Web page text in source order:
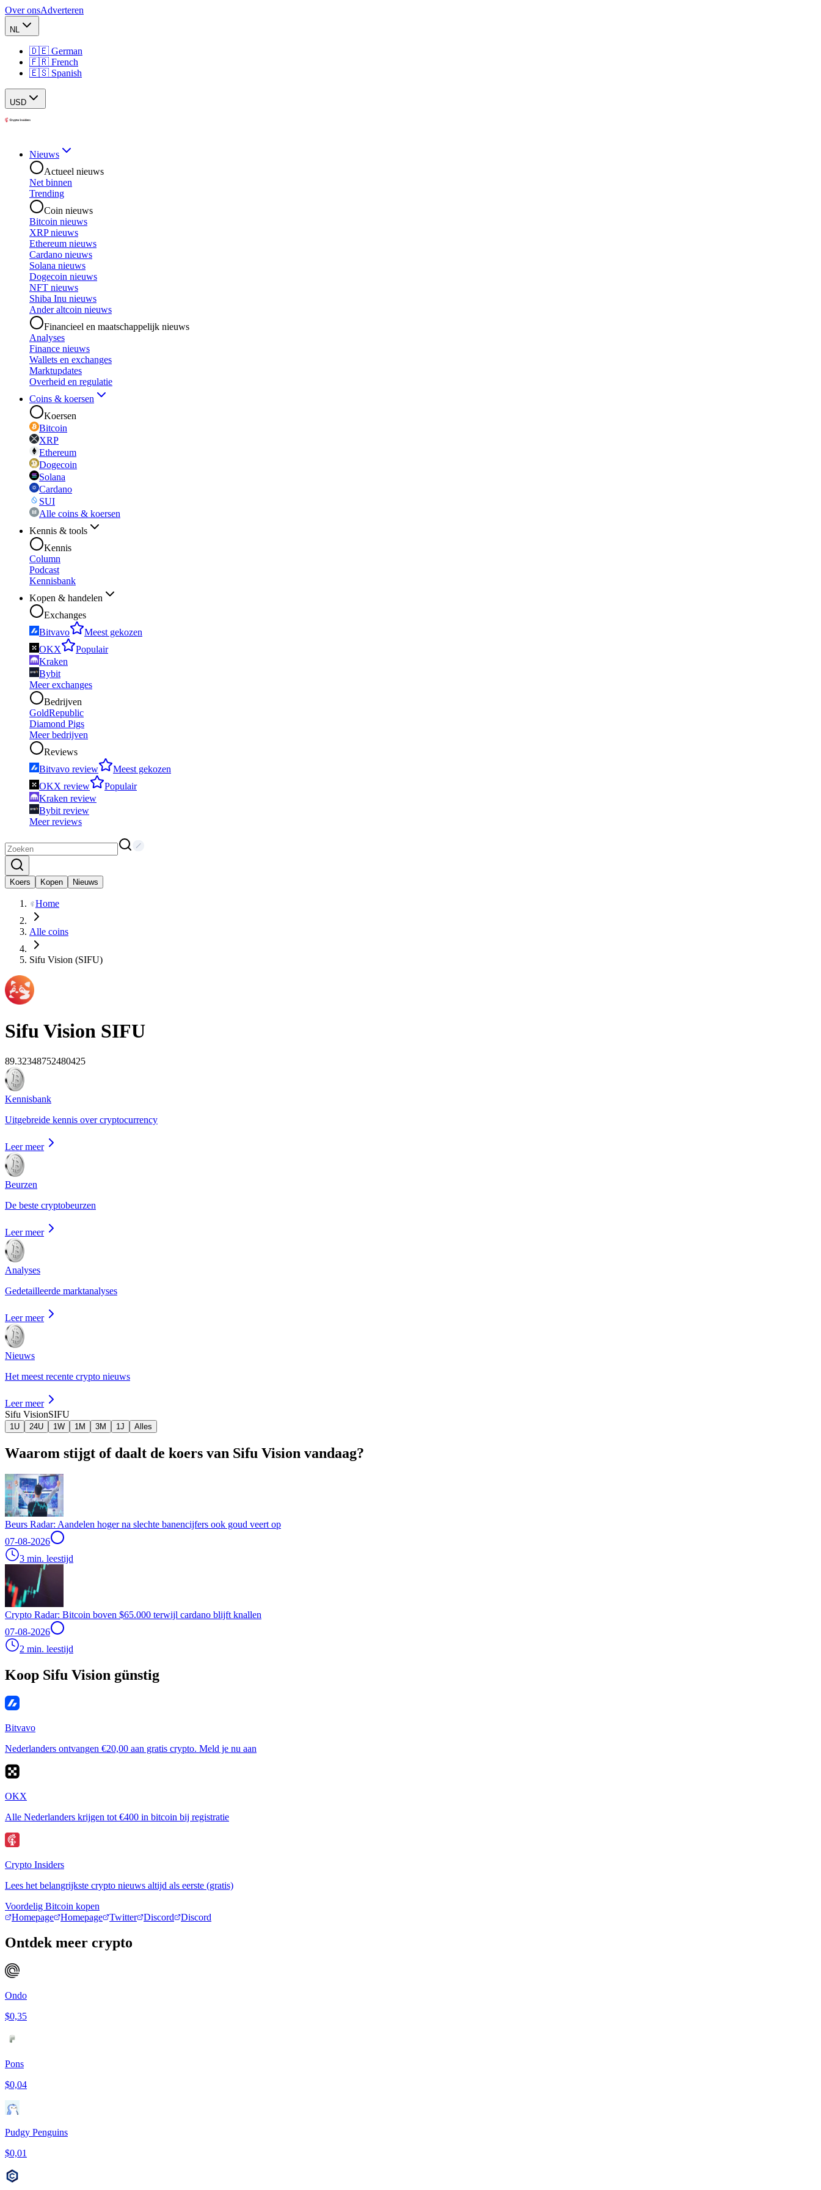
Over onsAdverteren
NL
🇩🇪 German
🇫🇷 French
🇪🇸 Spanish
USD
Nieuws
Actueel nieuws
Net binnen
Trending
Coin nieuws
Bitcoin nieuws
XRP nieuws
Ethereum nieuws
Cardano nieuws
Solana nieuws
Dogecoin nieuws
NFT nieuws
Shiba Inu nieuws
Ander altcoin nieuws
Financieel en maatschappelijk nieuws
Analyses
Finance nieuws
Wallets en exchanges
Marktupdates
Overheid en regulatie
Coins & koersen
Koersen
Bitcoin
XRP
Ethereum
Dogecoin
Solana
Cardano
SUI
Alle coins & koersen
Kennis & tools
Kennis
Column
Podcast
Kennisbank
Kopen & handelen
Exchanges
Bitvavo
Meest gekozen
OKX
Populair
Kraken
Bybit
Meer exchanges
Bedrijven
GoldRepublic
Diamond Pigs
Meer bedrijven
Reviews
Bitvavo review
Meest gekozen
OKX review
Populair
Kraken review
Bybit review
Meer reviews
Koers Kopen Nieuws
Home
Alle coins
Sifu Vision (SIFU)
Sifu Vision SIFU
89.32348752480425
Kennisbank
Uitgebreide kennis over cryptocurrency
Leer meer
Beurzen
De beste cryptobeurzen
Leer meer
Analyses
Gedetailleerde marktanalyses
Leer meer
Nieuws
Het meest recente crypto nieuws
Leer meer
Sifu VisionSIFU
1U 24U 1W 1M 3M 1J Alles
Waarom stijgt of daalt de koers van Sifu Vision vandaag?
Beurs Radar: Aandelen hoger na slechte banencijfers ook goud veert op
07-08-2026
3 min. leestijd
Crypto Radar: Bitcoin boven $65.000 terwijl cardano blijft knallen
07-08-2026
2 min. leestijd
Koop Sifu Vision günstig
Bitvavo
Nederlanders ontvangen €20,00 aan gratis crypto. Meld je nu aan
OKX
Alle Nederlanders krijgen tot €400 in bitcoin bij registratie
Crypto Insiders
Lees het belangrijkste crypto nieuws altijd als eerste (gratis)
Voordelig Bitcoin kopen
Homepage
Homepage Twitter Discord Discord
Ontdek meer crypto
Ondo
$0,35
Pons
$0,04
Pudgy Penguins
$0,01